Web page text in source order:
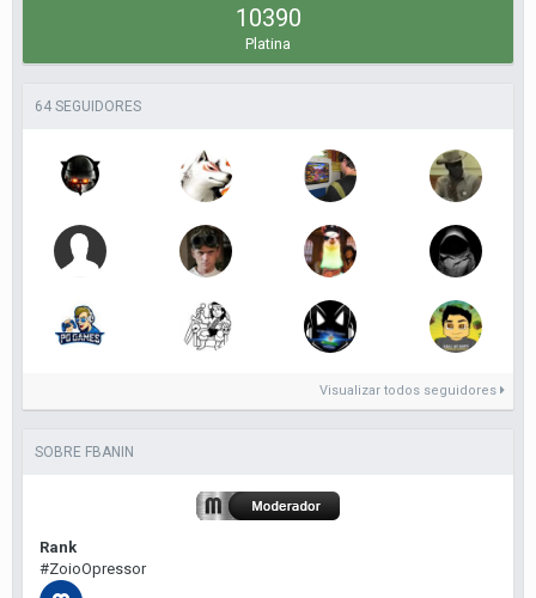
10390
Platina
64 SEGUIDORES
Visualizar todos seguidores
SOBRE FBANIN
Rank
#ZoioOpressor